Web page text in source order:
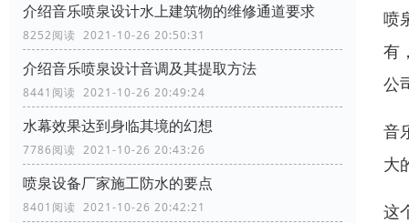
介绍音乐喷泉设计水上建筑物的维修通道要求
8252阅读 2021-10-26 20:50:31
介绍音乐喷泉设计音调及其提取方法
8441阅读 2021-10-26 20:49:24
水幕效果达到身临其境的幻想
7786阅读 2021-10-26 20:43:26
喷泉设备厂家施工防水的要点
8401阅读 2021-10-26 20:42:21
喷
有
公
音
大
这